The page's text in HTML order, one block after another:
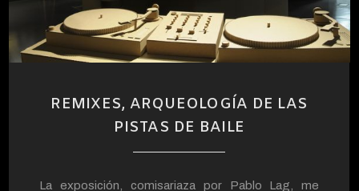
REMIXES, ARQUEOLOGÍA DE LAS
PISTAS DE BAILE
La exposición, comisariaza por Pablo Lag, me